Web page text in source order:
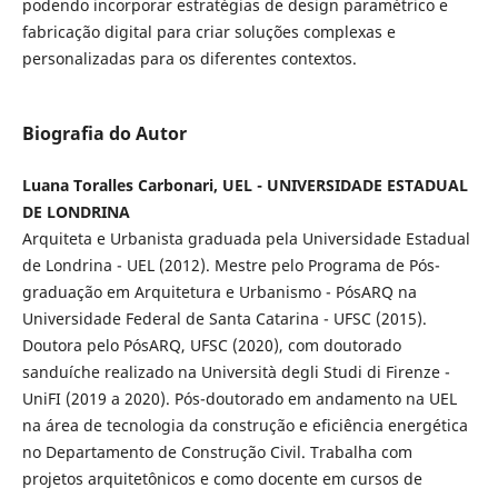
podendo incorporar estratégias de design paramétrico e
fabricação digital para criar soluções complexas e
personalizadas para os diferentes contextos.
Biografia do Autor
Luana Toralles Carbonari, UEL - UNIVERSIDADE ESTADUAL
DE LONDRINA
Arquiteta e Urbanista graduada pela Universidade Estadual
de Londrina - UEL (2012). Mestre pelo Programa de Pós-
graduação em Arquitetura e Urbanismo - PósARQ na
Universidade Federal de Santa Catarina - UFSC (2015).
Doutora pelo PósARQ, UFSC (2020), com doutorado
sanduíche realizado na Università degli Studi di Firenze -
UniFI (2019 a 2020). Pós-doutorado em andamento na UEL
na área de tecnologia da construção e eficiência energética
no Departamento de Construção Civil. Trabalha com
projetos arquitetônicos e como docente em cursos de